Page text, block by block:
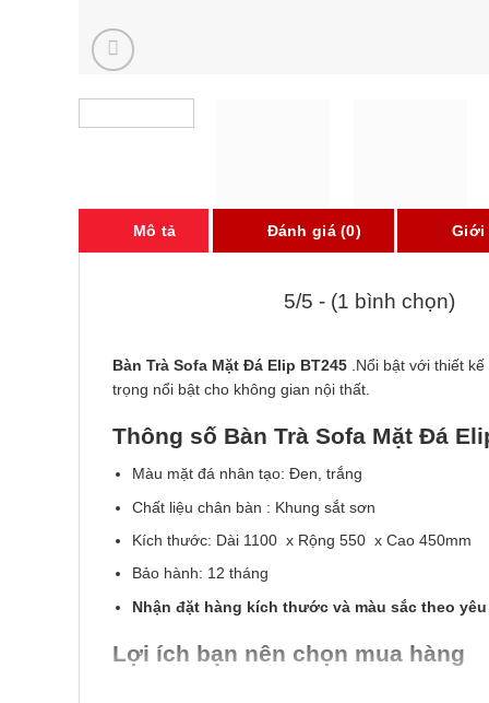
Mô tả Đánh giá (0) Giới
5/5 - (1 bình chọn)
Bàn Trà Sofa Mặt Đá Elip BT245 .Nổi bật với thiết
trọng nổi bật cho không gian nội thất.
Thông số Bàn Trà Sofa Mặt Đá
Màu mặt đá nhân tạo: Đen, trắng
Chất liệu chân bàn : Khung sắt sơn
Kích thước: Dài 1100 x Rộng 550 x Cao 450mm
Bảo hành: 12 tháng
Nhận đặt hàng kích thước và màu sắc theo yêu
Lợi ích bạn nên chọn mua hàng